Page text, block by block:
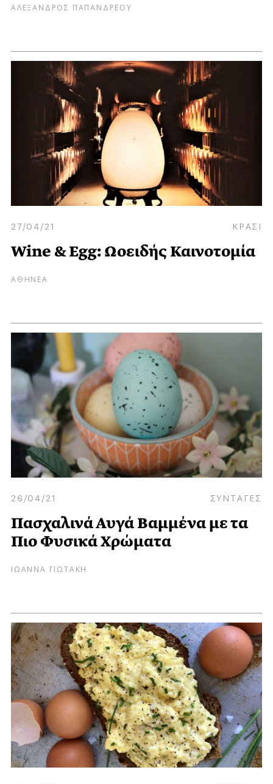
ΑΛΕΞΑΝΔΡΟΣ ΠΑΠΑΝΔΡΕΟΥ
27/04/21 ΚΡΑΣΙ
Wine & Egg: Ωοειδής Καινοτομία
ΑΘΗΝΕΑ
26/04/21 ΣΥΝΤΑΓΕΣ
Πασχαλινά Αυγά Βαμμένα με τα
Πιο Φυσικά Χρώματα
ΙΩΑΝΝΑ ΓΙΩΤΑΚΗ